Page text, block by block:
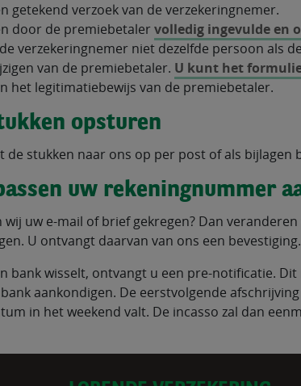
getekend verzoek van de verzekeringnemer.
door de premiebetalervolledig ingevulde en
verzekeringnemer niet dezelfde persoon als
van de premiebetaler. U kunt het
het legitimatiebewijs van de premiebetaler.
opsturen
de stukken naar ons op per post of als bijlagen
uw rekeningnummer
wij uw e-mail of brief gekregen? Dan
U ontvangt daarvan van ons een bevestiging.
bank wisselt, ontvangt u een pre-notificatie.
aankondigen. De eerstvolgende
in het weekend valt. De incasso zal dan